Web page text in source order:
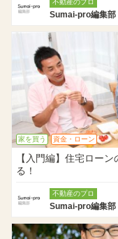
不動産のプロ
Sumai-pro編集部
家を買う 資金・ローン
【入門編】住宅ロー
る！
不動産のプロ
Sumai-pro編集部